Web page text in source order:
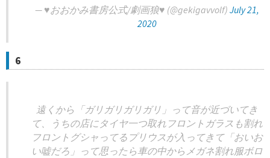
— ♥おおかみ書房公式/劇画狼♥ (@gekigavvolf) July 21,
2020
6
遠くから「ガリガリガリガリ」って音が近づいてき
て、うちの店にタイヤ一つ取れフロントガラスも割れ
フロントグシャってるプリウスが入ってきて「おいお
い嘘だろ」って思ったら車の中からメガネ割れ服ボロ